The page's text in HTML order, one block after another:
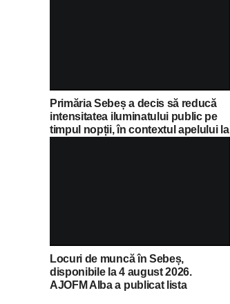
Primăria Sebeș a decis să reducă
intensitatea iluminatului public pe
timpul nopții, în contextul apelului la
Locuri de muncă în Sebeș,
disponibile la 4 august 2026.
AJOFM Alba a publicat lista